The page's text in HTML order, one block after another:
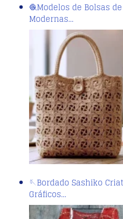
🧶Modelos de Bolsas
Modernas…
🪡Bordado Sashiko
Gráficos…